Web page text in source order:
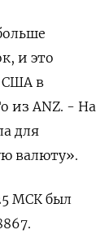
и это
США в
из ANZ. - На
для
валюту».
МСК был